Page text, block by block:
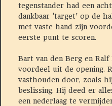
tegenstander had een
dankbaar ‘target’ op de
met vaste hand zijn
eerste punt te scoren.
Bart van den Berg en Ralf
voordeel uit de opening.
vasthouden door, zoals
beslissing. Hij deed er
een nederlaag te